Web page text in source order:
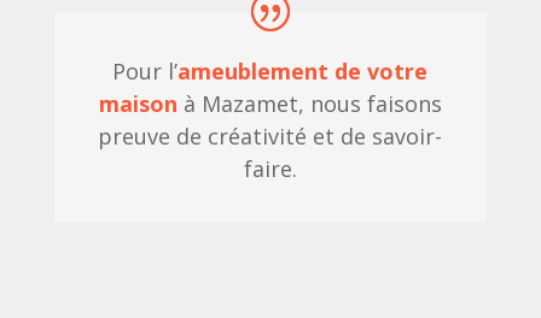
Pour l’ameublement de votre
maison à Mazamet, nous faisons
preuve de créativité et de savoir-
faire.